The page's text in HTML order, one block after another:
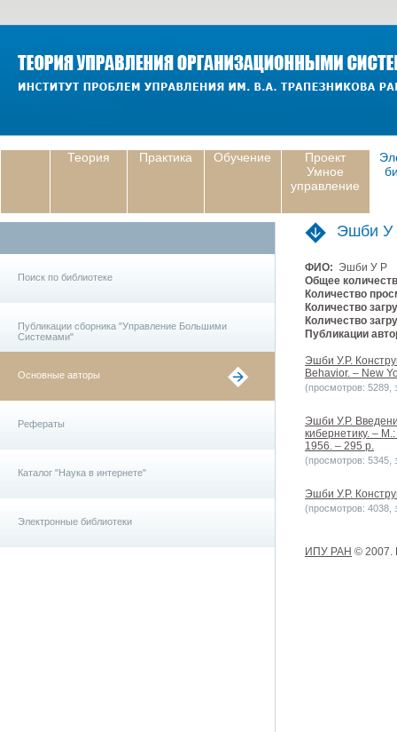
Теория Практика Обучение
Проект
Умное
управление
Поиск по библиотеке
Публикации сборника "Управление Большими
Системами"
Основные авторы
Рефераты
Каталог "Наука в интернете"
Электронные библиотеки
Эшби У
ФИО: Эшби У Р
Общее
Количество
Количество
Количество
Публикации
Эшби У.Р.
Behavior. – New
(просмотров: 5289,
Эшби У.Р.
кибернетику. –
1956. – 295 p.
(просмотров: 5345,
Эшби У.Р.
(просмотров: 4038,
ИПУ РАН © 2007.